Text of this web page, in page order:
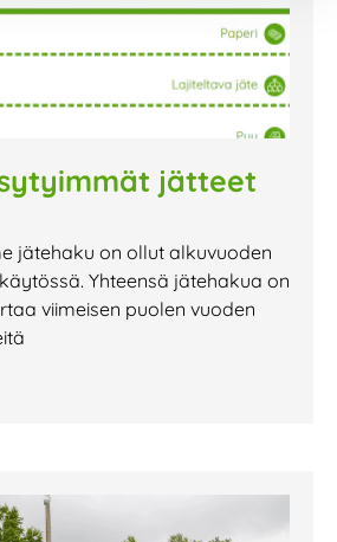
jätteet
jätehaku on ollut alkuvuoden
Yhteensä jätehakua on
viimeisen puolen vuoden